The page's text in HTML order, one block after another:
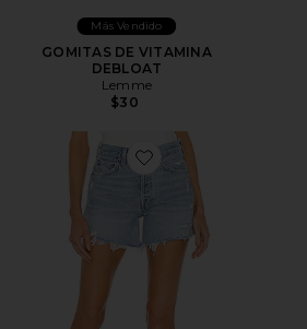
Más Vendido
GOMITAS DE VITAMINA
DEBLOAT
Lemme
$30
Favorite Short largo parker